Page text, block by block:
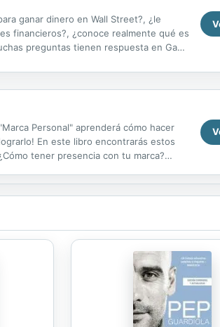
ganar dinero en Wall Street?, ¿le
financieros?, ¿conoce realmente qué es
preguntas tienen respuesta en Gane
Personal" aprenderá cómo hacer
En este libro encontrarás estos
tener presencia con tu marca?